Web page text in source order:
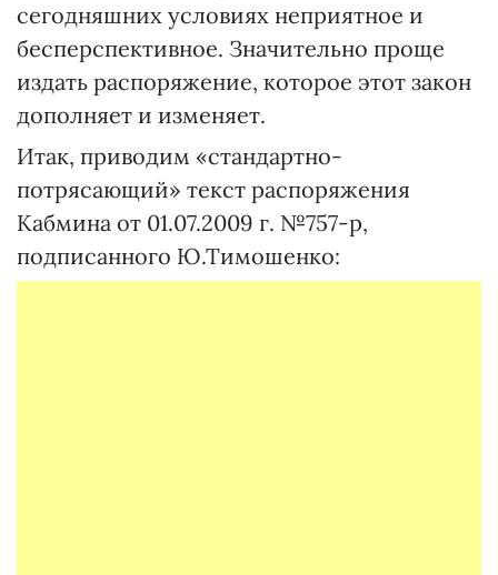
сегодняшних условиях неприятное и
бесперспективное. Значительно проще
издать распоряжение, которое этот закон
дополняет и изменяет.
Итак, приводим «стандартно-
потрясающий» текст распоряжения
Кабмина от 01.07.2009 г. №757-р,
подписанного Ю.Тимошенко: